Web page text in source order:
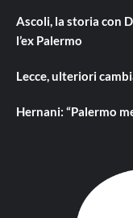
Ascoli, la storia con
l’ex Palermo
Lecce, ulteriori
Hernani: “Palermo